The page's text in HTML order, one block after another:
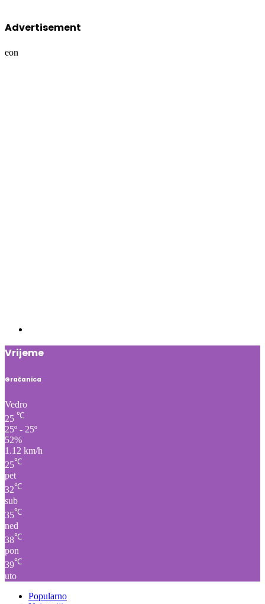
Advertisement
eon
Vrijeme
Gračanica
Vedro
25 ℃
25º - 25º
52%
1.12 km/h
25℃
pet
32℃
sub
35℃
ned
38℃
pon
39℃
uto
Popularno